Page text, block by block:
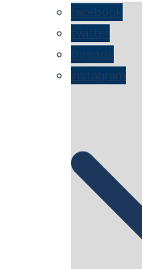
facebook
twitter
threads
instagram